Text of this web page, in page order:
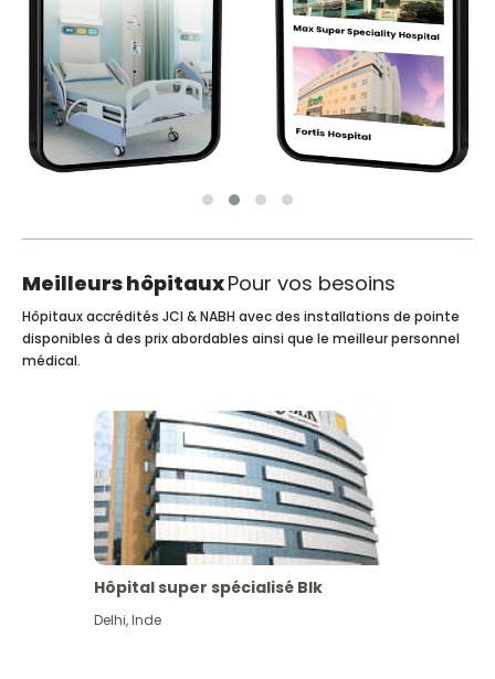
Meilleurs hôpitauxPour vos besoins
Hôpitaux accrédités JCI & NABH avec des installations de pointe
disponibles à des prix abordables ainsi que le meilleur personnel
médical.
Hôpital super spécialisé Blk
Delhi,Inde